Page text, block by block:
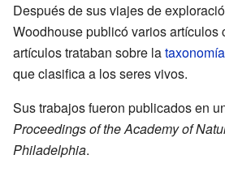
Después de sus viajes de
Woodhouse publicó varios artículos
artículos trataban sobre lataxonomía
que clasifica a los seres vivos.
Sus trabajos fueron publicados en
Proceedings of the Academy of
Philadelphia.